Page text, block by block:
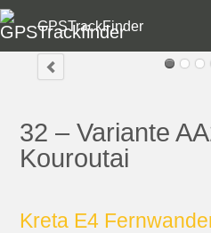
GPSTrackFinder
32 – Variante
Kouroutai
Kreta E4